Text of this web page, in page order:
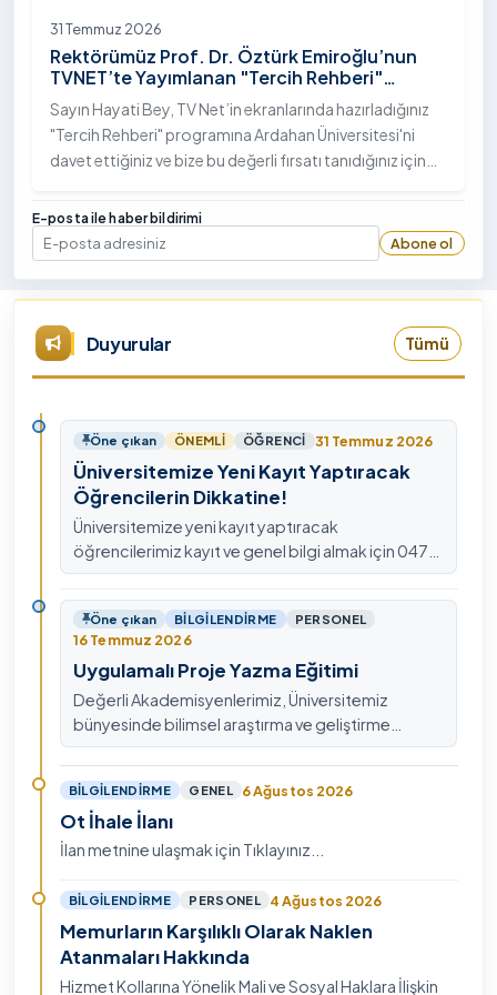
31 Temmuz 2026
Rektörümüz Prof. Dr. Öztürk Emiroğlu’nun
TVNET’te Yayımlanan "Tercih Rehberi"
Programındaki Röportajı
Sayın Hayati Bey, TV Net’in ekranlarında hazırladığınız
"Tercih Rehberi" programına Ardahan Üniversitesi'ni
davet ettiğiniz ve bize bu değerli fırsatı tanıdığınız için
teşekkürlerimi sunuyorum.
E-posta ile haber bildirimi
E-posta
Abone ol
Duyurular Tümü
Öne çıkan ÖNEMLI ÖĞRENCI 31 Temmuz 2026
Üniversitemize Yeni Kayıt Yaptıracak
Öğrencilerin Dikkatine!
Üniversitemize yeni kayıt yaptıracak
öğrencilerimiz kayıt ve genel bilgi almak için 0478
211 75 75 Dahili: 1913 nolu telefondan
ulaşabilirsiniz.
Öne çıkan BILGILENDIRME PERSONEL
16 Temmuz 2026
Uygulamalı Proje Yazma Eğitimi
Değerli Akademisyenlerimiz, Üniversitemiz
bünyesinde bilimsel araştırma ve geliştirme
kültürünü güçlendirmek, ulusal ve uluslararası fon
mekanizmala…
BILGILENDIRME GENEL 6 Ağustos 2026
Ot İhale İlanı
İlan metnine ulaşmak için Tıklayınız...
BILGILENDIRME PERSONEL 4 Ağustos 2026
Memurların Karşılıklı Olarak Naklen
Atanmaları Hakkında
Hizmet Kollarına Yönelik Mali ve Sosyal Haklara İlişkin